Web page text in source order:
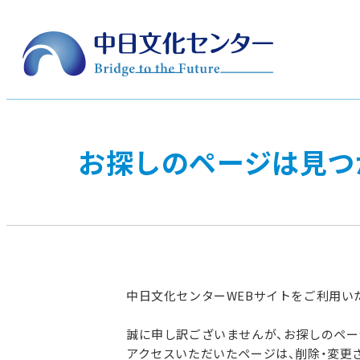
お探しのページは見
中日文化センターWEBサイトをご利用い
誠に申し訳ございませんが、お探しのペ
アクセスいただいたページは、削除・変